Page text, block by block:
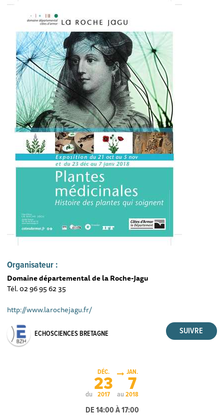
Organisateur :
Domaine départemental de la Roche-Jagu
Tél. 02 96 95 62 35
http://www.larochejagu.fr/
ECHOSCIENCES BRETAGNE
du
DÉC.
23
2017 au
JAN.
7
2018
DE 14:00 À 17:00